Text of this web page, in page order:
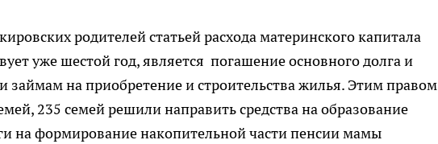
родителей статьей расхода материнского капитала
уже шестой год, является погашение основного долга и
займам на приобретение и строительства жилья. Этим правом
235 семей решили направить средства на образование
на формирование накопительной части пенсии мамы